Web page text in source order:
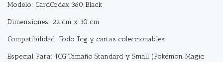
Modelo: CardCodex 360 Black
Dimensiones: 22 cm x 30 cm
Compatibilidad: Todo Tcg y cartas coleccionables.
Especial Para: TCG Tamaño Standard y Small (Pokémon, Magic,